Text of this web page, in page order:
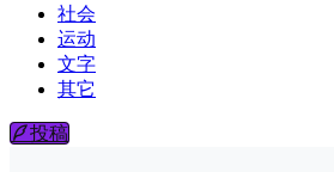
社会
运动
文字
其它
投稿